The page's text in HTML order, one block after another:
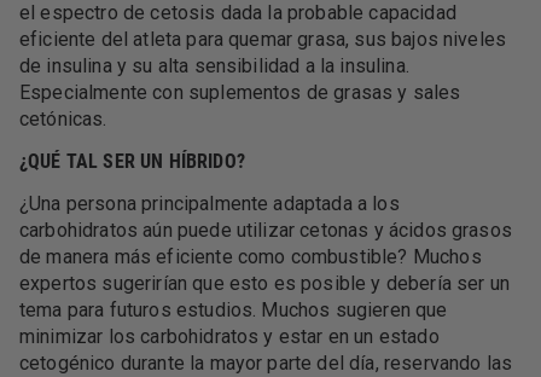
el espectro de cetosis dada la probable capacidad
eficiente del atleta para quemar grasa, sus bajos niveles
de insulina y su alta sensibilidad a la insulina.
Especialmente con suplementos de grasas y sales
cetónicas.
¿QUÉ TAL SER UN HÍBRIDO?
¿Una persona principalmente adaptada a los
carbohidratos aún puede utilizar cetonas y ácidos grasos
de manera más eficiente como combustible? Muchos
expertos sugerirían que esto es posible y debería ser un
tema para futuros estudios. Muchos sugieren que
minimizar los carbohidratos y estar en un estado
cetogénico durante la mayor parte del día, reservando las